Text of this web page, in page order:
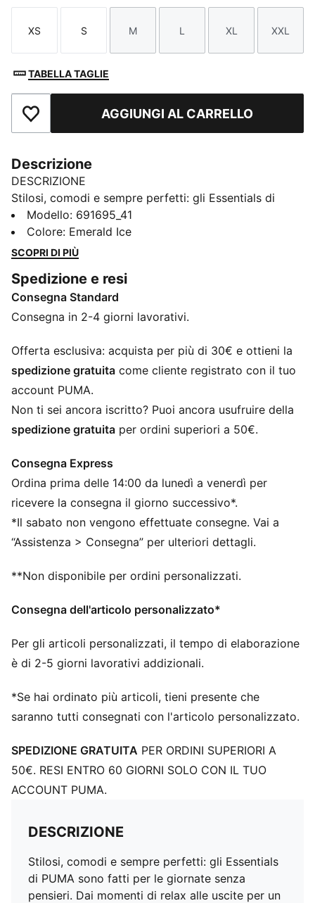
Taglia
XS
Taglia
S
Taglia
M
Taglia
L
Taglia
XL
Taglia
XXL
TABELLA TAGLIE
Aggiungi ai PreferitiAGGIUNGI AL CARRELLO
Descrizione
DESCRIZIONE
Stilosi, comodi e sempre perfetti: gli Essentials di
PUMA sono fatti per le giornate senza pensieri. Dai
momenti di relax alle uscite per un caffè, fino alle
giornate in movimento, questi capi trovano il perfetto
per farti sentire al meglio tutto il giorno.
CARATTERISTICHE + VANTAGGI
Creato con almeno il 50% di materiale riciclato
Vestibilità: Regolare
Materiale principale: Felpa non garzata
Lunghezza: Regolare
Tasche: Tasche laterali
Modello: 691695_41
Colore: Emerald Ice
SCOPRI DI PIÙ
Spedizione e resi
Consegna Standard
Consegna in 2-4 giorni lavorativi.
Offerta esclusiva: acquista per più di 30€ e ottieni la
spedizione gratuita come cliente registrato con il tuo
account PUMA.
Non ti sei ancora iscritto? Puoi ancora usufruire della
spedizione gratuita per ordini superiori a 50€.
Consegna Express
Ordina prima delle 14:00 da lunedì a venerdì per
ricevere la consegna il giorno successivo*.
*Il sabato non vengono effettuate consegne. Vai a
“Assistenza > Consegna” per ulteriori dettagli.
**Non disponibile per ordini personalizzati.
Consegna dell'articolo personalizzato*
Per gli articoli personalizzati, il tempo di elaborazione
è di 2-5 giorni lavorativi addizionali.
*Se hai ordinato più articoli, tieni presente che
saranno tutti consegnati con l'articolo personalizzato.
SPEDIZIONE GRATUITA PER ORDINI SUPERIORI A
50€. RESI ENTRO 60 GIORNI SOLO CON IL TUO
ACCOUNT PUMA.
DESCRIZIONE
Stilosi, comodi e sempre perfetti: gli Essentials
di PUMA sono fatti per le giornate senza
pensieri. Dai momenti di relax alle uscite per un